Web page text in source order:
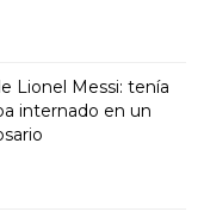
Lionel Messi: tenía
internado en un